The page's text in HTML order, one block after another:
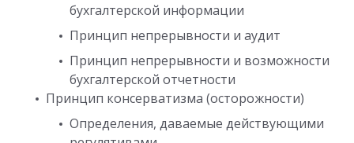
бухгалтерской информации
Принцип непрерывности и аудит
Принцип непрерывности и возможности
бухгалтерской отчетности
Принцип консерватизма (осторожности)
Определения, даваемые действующими